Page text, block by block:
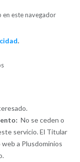
en este navegador
.
No se ceden o
servicio. El Titular
a Plusdominios